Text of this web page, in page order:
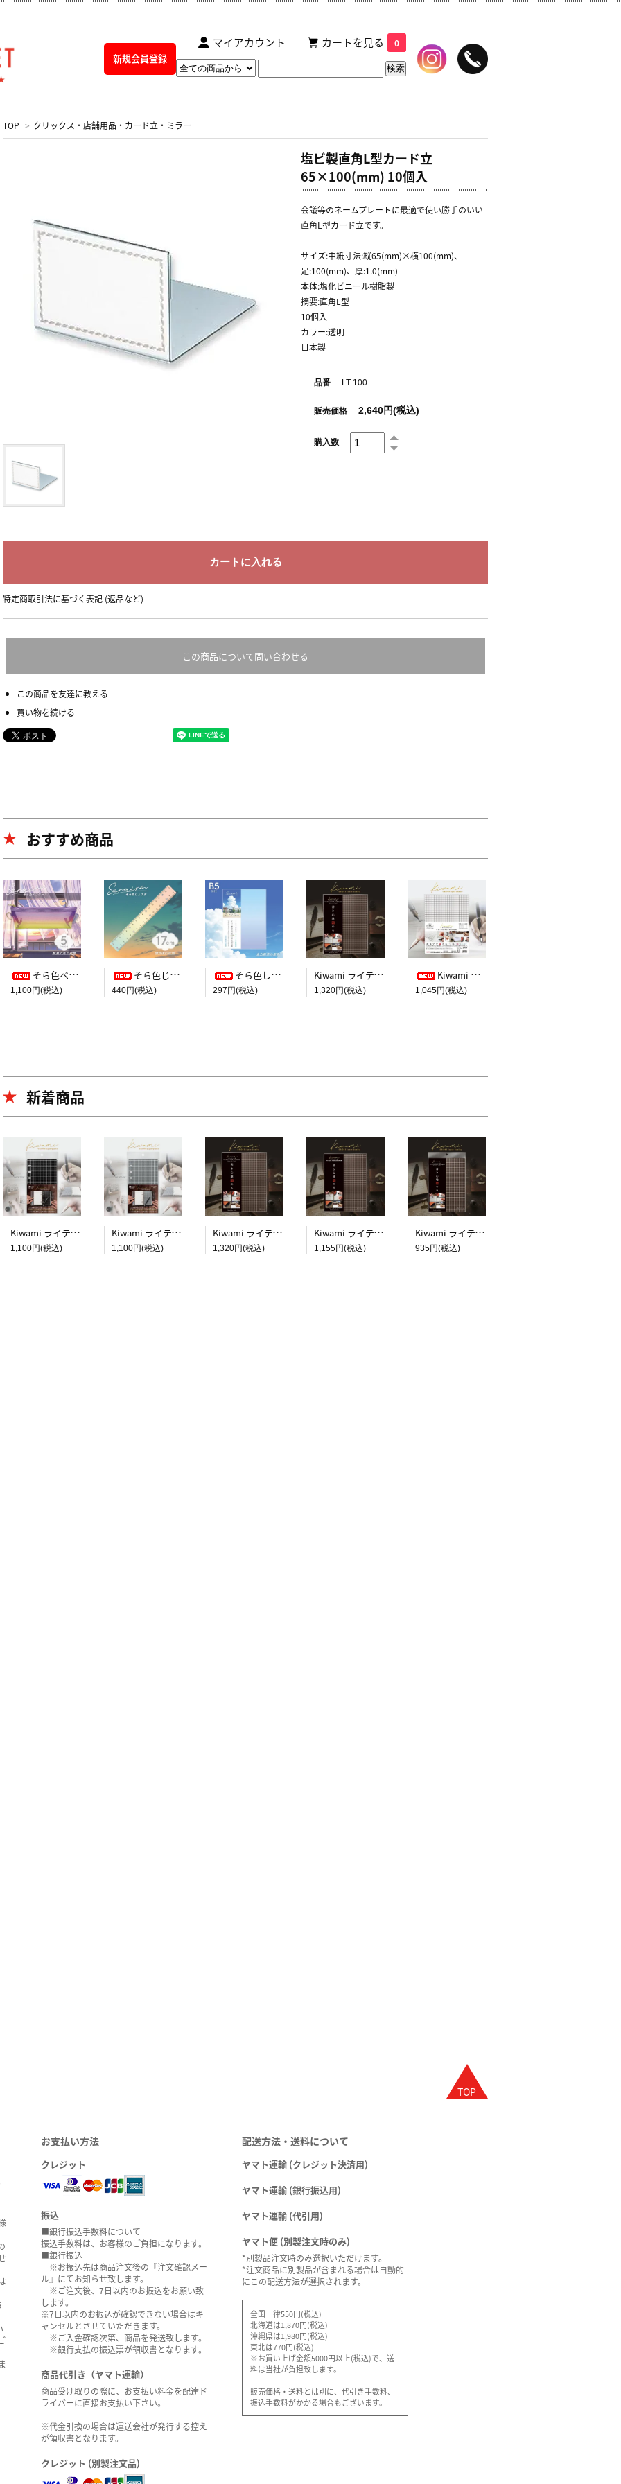
マイアカウント カートを見る 0
新規会員登録
TOP > クリックス・店舗用品・カード立・ミラー
塩ビ製直角L型カード立
65×100(mm) 10個入
会議等のネームプレートに最適で使い勝手のいい
直角L型カード立です。
サイズ:中紙寸法:縦65(mm)×横100(mm)、
足:100(mm)、厚:1.0(mm)
本体:塩化ビニール樹脂製
摘要:直角L型
10個入
カラー:透明
日本製
品番 LT-100
販売価格 2,640円(税込)
購入数
特定商取引法に基づく表記 (返品など)
この商品について問い合わせる
この商品を友達に教える
買い物を続ける
おすすめ商品
そら色ペンケース【教室で見た空色】
1,100円(税込)
そら色じょうぎ【帰り道の空色】
440円(税込)
そら色したじき B5判【全力疾走の空色】
297円(税込)
Kiwami ライティングマット下敷 A4+【ブラウン&キャメル】
1,320円(税込)
Kiwami ライティングマット下敷 HAKU白薄【A4+方眼】
1,045円(税込)
新着商品
Kiwami ライティングマット下敷 システム手帳バイブルサイズ【黒】
1,100円(税込)
Kiwami ライティングマット下敷 システム手帳バイブルサイズ【月影】
1,100円(税込)
Kiwami ライティングマット下敷 A4+【ブラウン&キャメル】
1,320円(税込)
Kiwami ライティングマット下敷 B5+【ブラウン&キャメル】
1,155円(税込)
Kiwami ライティングマット下敷 A5【ブラウン&キャメル】
935円(税込)
お支払い方法
クレジット
振込
■銀行振込手数料について
振込手数料は、お客様のご負担になります。
■銀行振込
※お振込先は商品注文後の『注文確認メー
ル』にてお知らせ致します。
※ご注文後、7日以内のお振込をお願い致
します。
※7日以内のお振込が確認できない場合はキ
ャンセルとさせていただきます。
※ご入金確認次第、商品を発送致します。
※銀行支払の振込票が領収書となります。
商品代引き（ヤマト運輸）
商品受け取りの際に、お支払い料金を配達ド
ライバーに直接お支払い下さい。
※代金引換の場合は運送会社が発行する控え
が領収書となります。
クレジット (別製注文品)
配送方法・送料について
ヤマト運輸 (クレジット決済用)
ヤマト運輸 (銀行振込用)
ヤマト運輸 (代引用)
ヤマト便 (別製注文時のみ)
*別製品注文時のみ選択いただけます。
*注文商品に別製品が含まれる場合は自動的
にこの配送方法が選択されます。
全国一律550円(税込)
北海道は1,870円(税込)
沖縄県は1,980円(税込)
東北は770円(税込)
※お買い上げ金額5000円以上(税込)で、送
料は当社が負担致します。
販売価格・送料とは別に、代引き手数料、
振込手数料がかかる場合もございます。